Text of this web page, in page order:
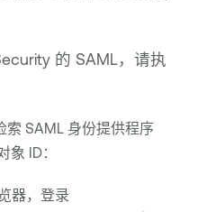
的 SAML，请执
索 SAML 身份提供程序
象 ID：
器，登录